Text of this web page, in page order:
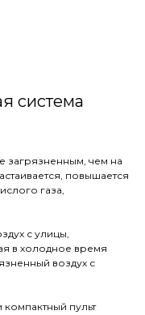
система
загрязненным, чем на
повышается
газа,
с улицы,
в холодное время
воздух с
пульт